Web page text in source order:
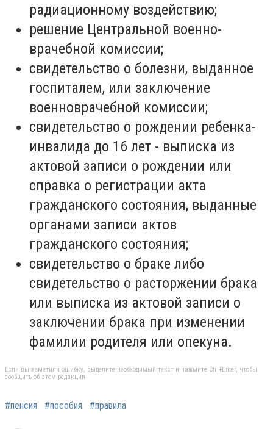
радиационному воздействию;
решение Центральной военно-
врачебной комиссии;
свидетельство о болезни, выданное
госпиталем, или заключение
военноврачебной комиссии;
свидетельство о рождении ребенка-
инвалида до 16 лет - выписка из
актовой записи о рождении или
справка о регистрации акта
гражданского состояния, выданные
органами записи актов
гражданского состояния;
свидетельство о браке либо
свидетельство о расторжении брака
или выписка из актовой записи о
заключении брака при изменении
фамилии родителя или опекуна.
Если вы заметили ошибку, выделите необходимый текст и нажмите Ctrl+Enter, чтобы
сообщить об этом редакции
#пенсия #пособия #правила